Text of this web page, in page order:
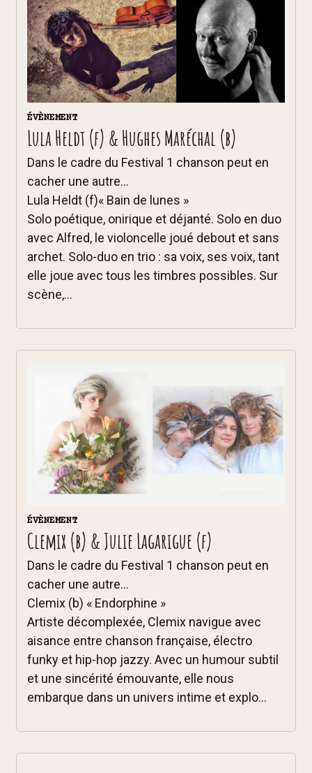
ÉVÈNEMENT
Lula Heldt (f) & Hughes Maréchal (b)
Dans le cadre du Festival 1 chanson peut en
cacher une autre...
Lula Heldt (f)« Bain de lunes »
Solo poétique, onirique et déjanté. Solo en duo
avec Alfred, le violoncelle joué debout et sans
archet. Solo-duo en trio : sa voix, ses voix, tant
elle joue avec tous les timbres possibles. Sur
scène,...
ÉVÈNEMENT
Clemix (b) & Julie Lagarigue (f)
Dans le cadre du Festival 1 chanson peut en
cacher une autre...
Clemix (b) « Endorphine »
Artiste décomplexée, Clemix navigue avec
aisance entre chanson française, électro
funky et hip-hop jazzy. Avec un humour subtil
et une sincérité émouvante, elle nous
embarque dans un univers intime et explo...